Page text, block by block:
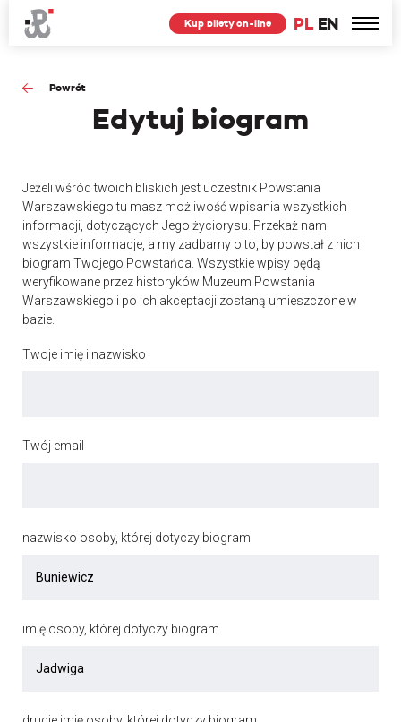
PL EN
Kup bilety on-line
Powrót
Edytuj biogram
Jeżeli wśród twoich bliskich jest uczestnik Powstania
Warszawskiego tu masz możliwość wpisania wszystkich
informacji, dotyczących Jego życiorysu. Przekaż nam
wszystkie informacje, a my zadbamy o to, by powstał z nich
biogram Twojego Powstańca. Wszystkie wpisy będą
weryfikowane przez historyków Muzeum Powstania
Warszawskiego i po ich akceptacji zostaną umieszczone w
bazie.
Twoje imię i nazwisko
Twój email
nazwisko osoby, której dotyczy biogram
imię osoby, której dotyczy biogram